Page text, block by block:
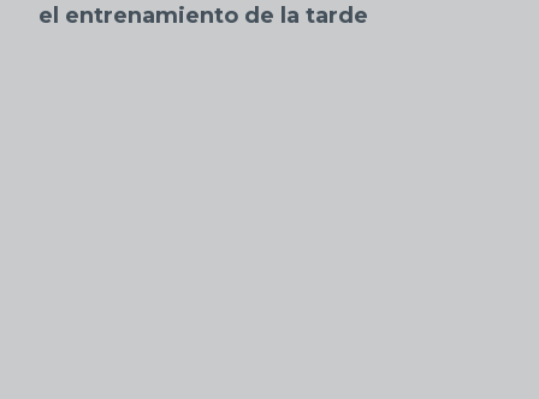
el entrenamiento de la tarde